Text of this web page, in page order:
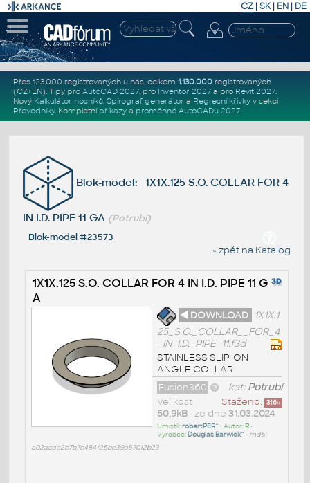
CZ | SK| EN | DE
Přes 123.000 registrovaných u nás, celkem 1.130.000registrovaných
(CZ+EN). Tipy pro AutoCAD 2027, pro Inventor 2027a pro Revit 2027.
Nový Kalkulátor nosníků, Spirograf generátor a Regresní křivkyv sekci
Převodníky. Kompletní příkazya proměnné AutoCADu 2027.
Blok-model: 1X1X.125 S.O. COLLAR FOR 4
IN I.D. PIPE 11 GA (Potrubí)
Blok-model #23573
« zpět na Katalog
1X1X.125 S.O. COLLAR FOR 4 IN I.D. PIPE 11 G
A
◄ DOWNLOAD
1X1X.1
25_S.O._COLLAR__FOR_4
_IN_I.D._PIPE_11.f3d
STAINLESS SLIP-ON
ANGLE COLLAR
kat:Potrubí
Fusion360
Staženo: 316x
Velikost
50,9kB• ze dne 31.03.2024
Umístil:robertPER^ • Autor: R•
Výrobce: Douglas Barwick^ • md5:
a02acae2c7b7c484125be39a57012b23